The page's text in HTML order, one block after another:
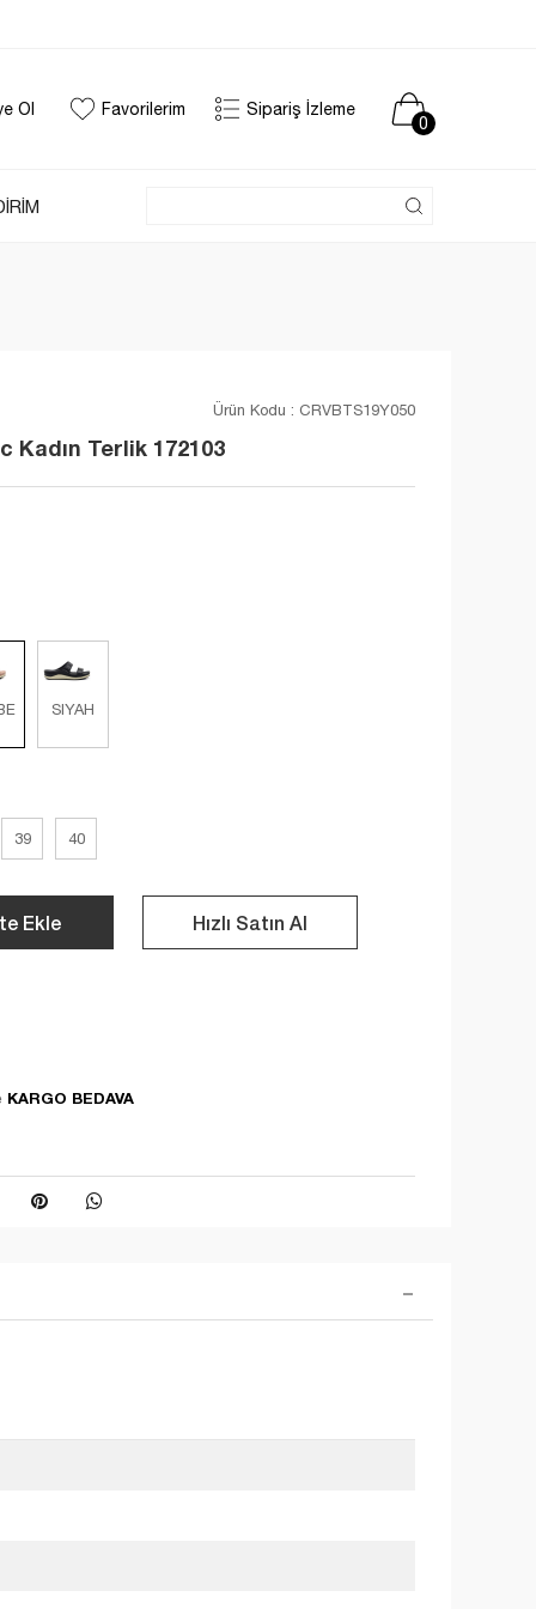
Ol Favorilerim Sipariş İzleme
0
Ürün Kodu : CRVBTS19Y050
Kadın Terlik 172103
SIYAH
39 40
Ekle Hızlı Satın Al
KARGO BEDAVA